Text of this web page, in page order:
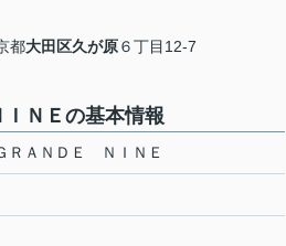
都大田区久が原６丁目12-7
ＮＥの基本情報
ＲＡＮＤＥ ＮＩＮＥ